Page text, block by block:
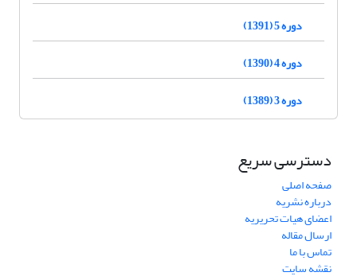
دوره 5 (1391)
دوره 4 (1390)
دوره 3 (1389)
دسترسی سریع
صفحه اصلی
درباره نشریه
اعضای هیات تحریریه
ارسال مقاله
تماس با ما
نقشه سایت